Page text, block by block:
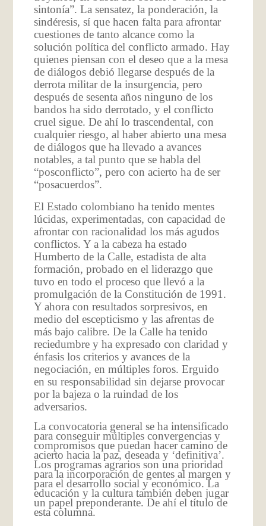
sintonía”. La sensatez, la ponderación, la
sindéresis, sí que hacen falta para afrontar
cuestiones de tanto alcance como la
solución política del conflicto armado. Hay
quienes piensan con el deseo que a la mesa
de diálogos debió llegarse después de la
derrota militar de la insurgencia, pero
después de sesenta años ninguno de los
bandos ha sido derrotado, y el conflicto
cruel sigue. De ahí lo trascendental, con
cualquier riesgo, al haber abierto una mesa
de diálogos que ha llevado a avances
notables, a tal punto que se habla del
“posconflicto”, pero con acierto ha de ser
“posacuerdos”.
El Estado colombiano ha tenido mentes
lúcidas, experimentadas, con capacidad de
afrontar con racionalidad los más agudos
conflictos. Y a la cabeza ha estado
Humberto de la Calle, estadista de alta
formación, probado en el liderazgo que
tuvo en todo el proceso que llevó a la
promulgación de la Constitución de 1991.
Y ahora con resultados sorpresivos, en
medio del escepticismo y las afrentas de
más bajo calibre. De la Calle ha tenido
reciedumbre y ha expresado con claridad y
énfasis los criterios y avances de la
negociación, en múltiples foros. Erguido
en su responsabilidad sin dejarse provocar
por la bajeza o la ruindad de los
adversarios.
La convocatoria general se ha intensificado
para conseguir múltiples convergencias y
compromisos que puedan hacer camino de
acierto hacia la paz, deseada y ‘definitiva’.
Los programas agrarios son una prioridad
para la incorporación de gentes al margen y
para el desarrollo social y económico. La
educación y la cultura también deben jugar
un papel preponderante. De ahí el título de
esta columna.